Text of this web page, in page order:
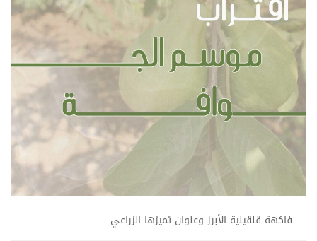
فاكهة قلقيلية الأبرز وعنوان تميزها الزراعي.